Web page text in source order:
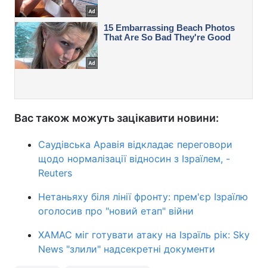
Вас також можуть зацікавити новини:
Саудівська Аравія відкладає переговори
щодо нормалізації відносин з Ізраїлем, -
Reuters
Нетаньяху біля лінії фронту: прем'єр Ізраїлю
оголосив про "новий етап" війни
ХАМАС міг готувати атаку на Ізраїль рік: Sky
News "злили" надсекретні документи